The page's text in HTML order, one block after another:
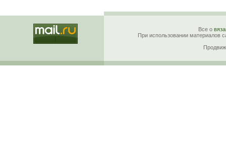
Все о
При использовании материалов